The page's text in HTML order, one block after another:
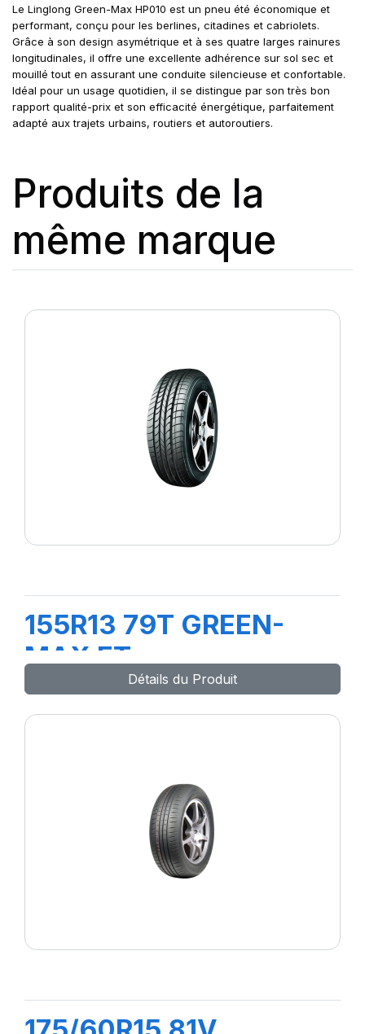
Le Linglong Green-Max HP010 est un pneu été économique et
performant, conçu pour les berlines, citadines et cabriolets.
Grâce à son design asymétrique et à ses quatre larges rainures
longitudinales, il offre une excellente adhérence sur sol sec et
mouillé tout en assurant une conduite silencieuse et confortable.
Idéal pour un usage quotidien, il se distingue par son très bon
rapport qualité-prix et son efficacité énergétique, parfaitement
adapté aux trajets urbains, routiers et autoroutiers.
Produits de la
même marque
155R13 79T GREEN-
MAX ET
Détails du Produit